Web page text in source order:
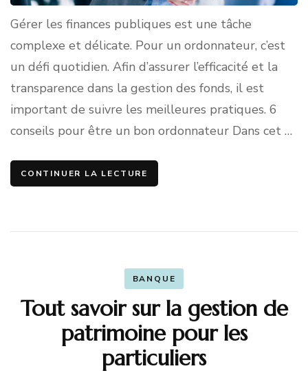
Gérer les finances publiques est une tâche
complexe et délicate. Pour un ordonnateur, c’est
un défi quotidien. Afin d’assurer l’efficacité et la
transparence dans la gestion des fonds, il est
important de suivre les meilleures pratiques. 6
conseils pour être un bon ordonnateur Dans cet …
CONTINUER LA LECTURE
BANQUE
Tout savoir sur la gestion de
patrimoine pour les
particuliers